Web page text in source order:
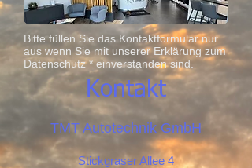
Bitte füllen Sie das Kontaktformular nur
aus wenn Sie mit unserer Erklärung zum
Datenschutz * einverstanden sind.
Kontakt
TMT Autotechnik GmbH
Stickgraser Allee 4